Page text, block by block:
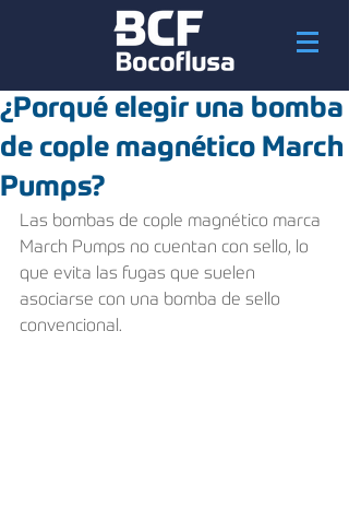
¿Porqué elegir una bomba
de cople magnético March
Pumps?
Las bombas de cople magnético marca
March Pumps no cuentan con sello, lo
que evita las fugas que suelen
asociarse con una bomba de sello
convencional.